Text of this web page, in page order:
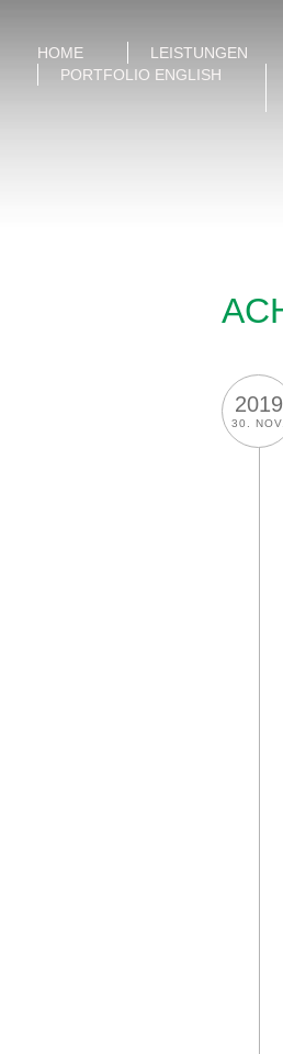
HOME LEISTUNGEN
PORTFOLIO ENGLISH
2019
30. NOV.